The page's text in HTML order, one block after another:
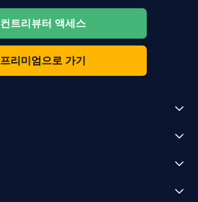
컨트리뷰터 액세스
프리미엄으로 가기